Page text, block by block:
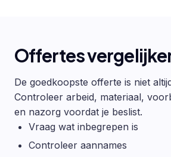
Offertes
De goedkoopste offerte is niet
Controleer arbeid, materiaal,
en nazorg voordat je beslist.
Vraag wat inbegrepen is
Controleer aannames